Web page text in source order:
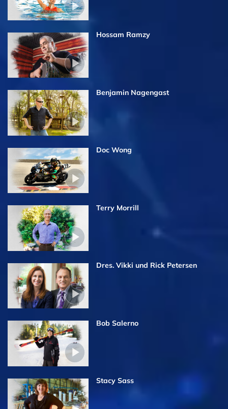
Hossam Ramzy
Benjamin Nagengast
Doc Wong
Terry Morrill
Dres. Vikki und Rick Petersen
Bob Salerno
Stacy Sass